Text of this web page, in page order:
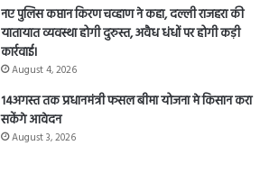
नए पुलिस कप्तान किरण चव्हाण ने कहा, दल्ली राजहरा की
यातायात व्यवस्था होगी दुरुस्त, अवैध धंधों पर होगी कड़ी
कार्रवाई।
August 4, 2026
14अगस्त तक प्रधानमंत्री फसल बीमा योजना मे किसान करा
सकेंगे आवेदन
August 3, 2026